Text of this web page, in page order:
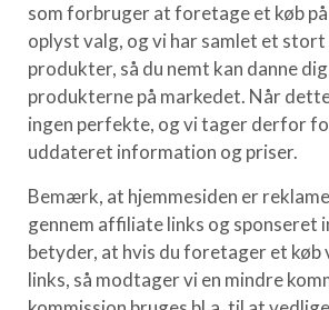
som forbruger at foretage et køb
oplyst valg, og vi har samlet et
produkter, så du nemt kan danne
produkterne på markedet. Når
ingen perfekte, og vi tager derfor
uddateret information og priser.
Bemærk, at hjemmesiden er
gennem affiliate links og sponseret
betyder, at hvis du foretager et køb
links, så modtager vi en mindre